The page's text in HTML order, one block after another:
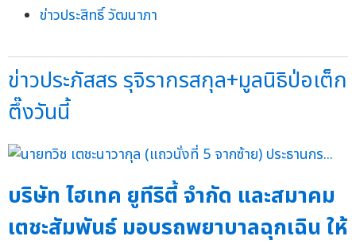
ข่าวประสิทธิ์ วัฒนาภา
ข่าวประภัสสร รุจิรากรสกุล+มูลนิธิป่อเต็ก
ตึ๊งวันนี้
บริษัท ไฮเทค ยูทีริตี้ จำกัด และสมาคม
เตชะสัมพันธ์ มอบรถพยาบาลฉุกเฉิน ให้